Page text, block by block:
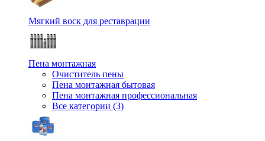
Мягкий воск для реставрации
Пена монтажная
Очиститель пены
Пена монтажная бытовая
Пена монтажная профессиональная
Все категории (3)